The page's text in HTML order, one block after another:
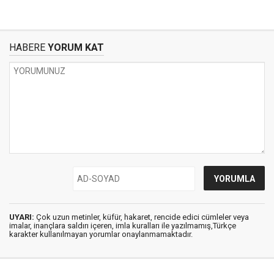
HABERE YORUM KAT
UYARI: Çok uzun metinler, küfür, hakaret, rencide edici cümleler veya
imalar, inançlara saldırı içeren, imla kuralları ile yazılmamış,Türkçe
karakter kullanılmayan yorumlar onaylanmamaktadır.